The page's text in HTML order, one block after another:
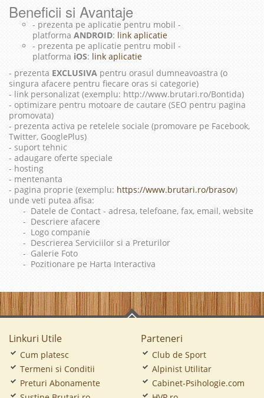
Beneficii si Avantaje
- prezenta pe aplicatie pentru mobil -
platforma ANDROID: link aplicatie
- prezenta pe aplicatie pentru mobil -
platforma iOS: link aplicatie
- prezenta EXCLUSIVA pentru orasul dumneavoastra (o
singura afacere pentru fiecare oras si categorie)
- link personalizat (exemplu: http://www.brutari.ro/Bontida)
- optimizare pentru motoare de cautare (SEO pentru pagina
promovata)
- prezenta activa pe retelele sociale (promovare pe Facebook,
Twitter, GooglePlus)
- suport tehnic
- adaugare oferte speciale
- hosting
- mentenanta
- pagina proprie (exemplu: https://www.brutari.ro/brasov)
unde veti putea afisa:
- Datele de Contact - adresa, telefoane, fax, email, website
- Descriere afacere
- Logo companie
- Descrierea Serviciilor si a Preturilor
- Galerie Foto
- Pozitionare pe Harta Interactiva
Linkuri Utile
Cum platesc
Termeni si Conditii
Preturi Abonamente
Parteneri
Club de Sport
Alpinist Utilitar
Cabinet-Psihologie.com